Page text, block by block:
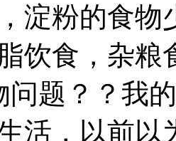
淀粉的食物
饮食，杂粮
问题？？我
活，以前以